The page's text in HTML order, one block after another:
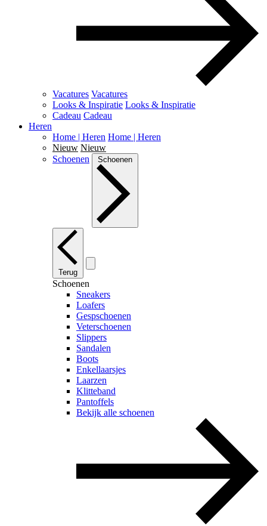
Vacatures Vacatures
Looks & Inspiratie Looks & Inspiratie
Cadeau Cadeau
Heren
Home | Heren Home | Heren
Nieuw Nieuw
Schoenen
Schoenen
Terug
Schoenen
Sneakers
Loafers
Gespschoenen
Veterschoenen
Slippers
Sandalen
Boots
Enkellaarsjes
Laarzen
Klitteband
Pantoffels
Bekijk alle schoenen